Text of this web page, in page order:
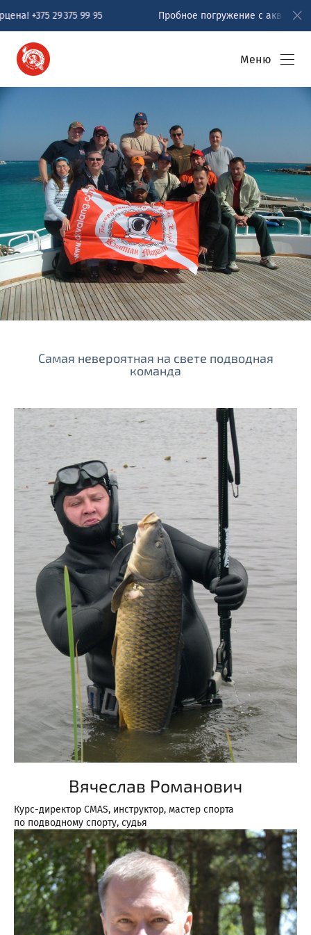
+375 29 375 99 95 Пробное погружение с аквалангом
Меню
Самая невероятная на свете подводная
команда
Вячеслав Романович
Курс-директор CMAS, инструктор, мастер спорта
по подводному спорту, судья